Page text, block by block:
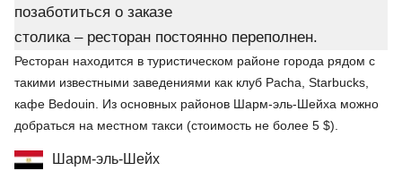
позаботиться о заказе
столика – ресторан постоянно переполнен.
Ресторан находится в туристическом районе города рядом с
такими известными заведениями как клуб Pacha, Starbucks,
кафе Bedouin. Из основных районов Шарм-эль-Шейха можно
добраться на местном такси (стоимость не более 5 $).
Шарм-эль-Шейх